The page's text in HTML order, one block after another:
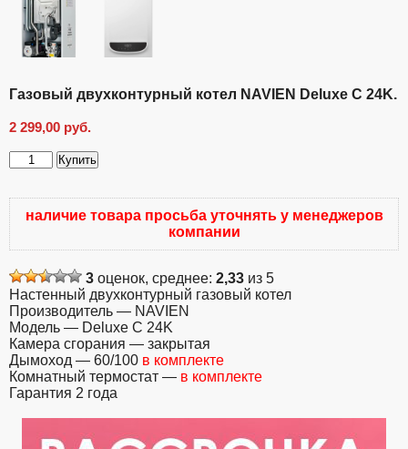
Газовый двухконтурный котел NAVIEN Deluxe С 24K.
2 299,00 руб.
Газовый
двухконтурный
котел
Deluxe
С
24K.
Купить
наличие товара просьба уточнять у менеджеров
компании
3 оценок, среднее: 2,33 из 5
Настенный двухконтурный газовый котел
Производитель — NAVIEN
Модель — Deluxe С 24K
Камера сгорания — закрытая
Дымоход — 60/100 в комплекте
Комнатный термостат — в комплекте
Гарантия 2 года